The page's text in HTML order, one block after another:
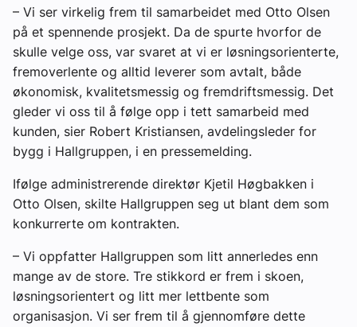
– Vi ser virkelig frem til samarbeidet med Otto Olsen
på et spennende prosjekt. Da de spurte hvorfor de
skulle velge oss, var svaret at vi er løsningsorienterte,
fremoverlente og alltid leverer som avtalt, både
økonomisk, kvalitetsmessig og fremdriftsmessig. Det
gleder vi oss til å følge opp i tett samarbeid med
kunden, sier Robert Kristiansen, avdelingsleder for
bygg i Hallgruppen, i en pressemelding.
Ifølge administrerende direktør Kjetil Høgbakken i
Otto Olsen, skilte Hallgruppen seg ut blant dem som
konkurrerte om kontrakten.
– Vi oppfatter Hallgruppen som litt annerledes enn
mange av de store. Tre stikkord er frem i skoen,
løsningsorientert og litt mer lettbente som
organisasjon. Vi ser frem til å gjennomføre dette